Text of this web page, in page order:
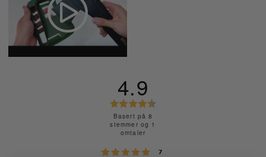
Karakter: 5 av 5 mulige
7
4.9
k
Basert på 8
stemmer og 1
omtaler